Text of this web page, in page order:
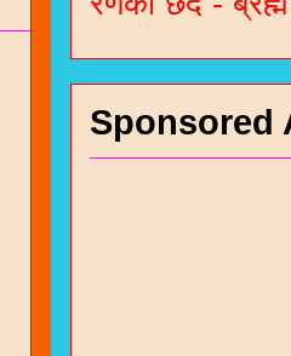
Sponsored